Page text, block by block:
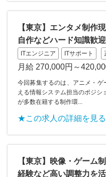
【東京】エンタメ制作
自作などハード知識歓
ITエンジニア ITサポート
月給 270,000円～
今回募集するのは、アニメ・
える情報システム担当のポジシ
が多数在籍する制作環...
★この求人の詳細を見る
【東京】映像・ゲーム
経験など高い調整力を